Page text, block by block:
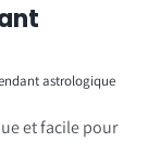
astrologique
et facile pour